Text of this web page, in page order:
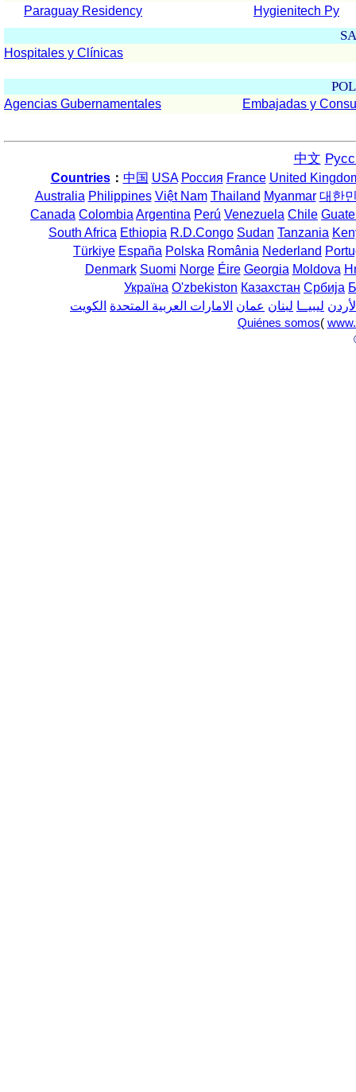
Paraguay Residency
Hygienitech Py
Hospitales y Clínicas
Agencias Gubernamentales Embajadas y
中文
Countries： 中国 USA Россия France United
Australia Philippines Việt Nam Thailand Myanmar 대한
Canada Colombia Argentina Perú Venezuela Chile
South Africa Ethiopia R.D.Congo Sudan Tanzania
Türkiye España Polska România Nederland
Denmark Suomi Norge Éire Georgia Moldova
Україна O'zbekiston Казахстан Србија
ليبيــا لبنان عمان الامارات العربية المتحدة الكويت
Quiénes somos(